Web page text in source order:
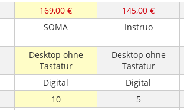
169,00 €
145,00 €
SOMA Instruo
Desktop ohne
Tastatur
Desktop ohne
Tastatur
Digital
Digital
10
5